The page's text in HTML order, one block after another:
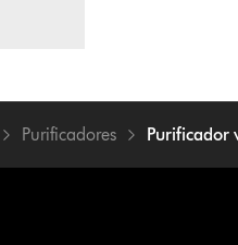
Purificadores Purificador